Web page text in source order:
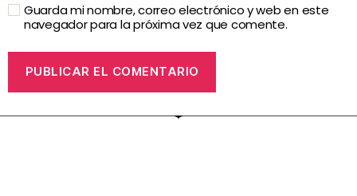
Guarda mi nombre, correo electrónico y web en este
navegador para la próxima vez que comente.